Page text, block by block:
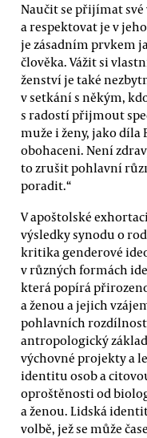
Naučit se přijímat
a respektovat je v
je zásadním prvkem
člověka. Vážit si
ženství je také
v setkání s někým,
s radostí přijmout
muže i ženy, jako díla
obohaceni. Není
to zrušit pohlavní
poradit.“
V apoštolské
výsledky synodu o
kritika genderové
v různých formách
která popírá
a ženou a jejich
pohlavních
antropologický
výchovné projekty a
identitu osob a
oproštěnosti od
a ženou. Lidská
volbě, jež se může